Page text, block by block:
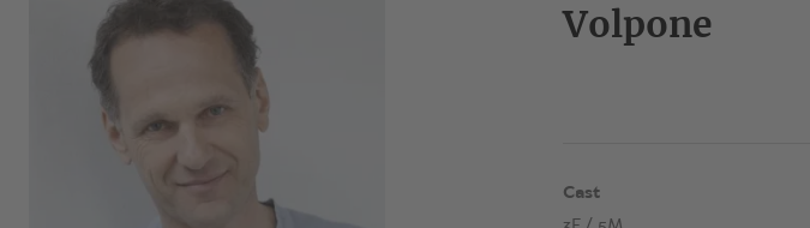
Volpone
Cast